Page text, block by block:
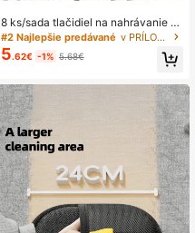
8 ks/sada tlačidiel na nahrávanie hl
asu pre psov, 8 farieb, čas nahráva
nia 30 s, bzučiak na tvorbu zvukov
pre výcvik domácich zvierat
#2 Najlepšie predávané v PRÍLOHA II Puzzle a výcvikové hračky pre psov
5.62€ -1% 5.68€